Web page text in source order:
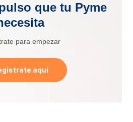
que tu Pyme
para empezar
aquí